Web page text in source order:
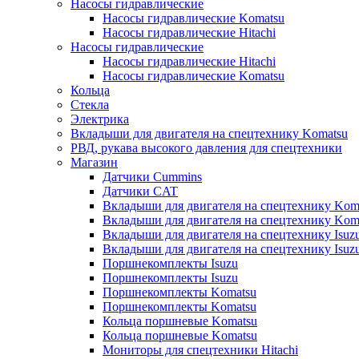
Насосы гидравлические
Насосы гидравлические Komatsu
Насосы гидравлические Hitachi
Насосы гидравлические
Насосы гидравлические Hitachi
Насосы гидравлические Komatsu
Кольца
Стекла
Электрика
Вкладыши для двигателя на спецтехнику Komatsu
РВД, рукава высокого давления для спецтехники
Магазин
Датчики Cummins
Датчики CAT
Вкладыши для двигателя на спецтехнику
Вкладыши для двигателя на спецтехнику
Вкладыши для двигателя на спецтехнику
Вкладыши для двигателя на спецтехнику
Поршнекомплекты Isuzu
Поршнекомплекты Isuzu
Поршнекомплекты Komatsu
Поршнекомплекты Komatsu
Кольца поршневые Komatsu
Кольца поршневые Komatsu
Мониторы для спецтехники Hitachi